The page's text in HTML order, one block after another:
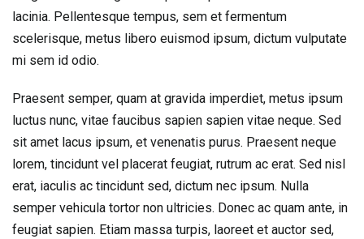
lacinia. Pellentesque tempus, sem et fermentum
scelerisque, metus libero euismod ipsum, dictum vulputate
mi sem id odio.
Praesent semper, quam at gravida imperdiet, metus ipsum
luctus nunc, vitae faucibus sapien sapien vitae neque. Sed
sit amet lacus ipsum, et venenatis purus. Praesent neque
lorem, tincidunt vel placerat feugiat, rutrum ac erat. Sed nisl
erat, iaculis ac tincidunt sed, dictum nec ipsum. Nulla
semper vehicula tortor non ultricies. Donec ac quam ante, in
feugiat sapien. Etiam massa turpis, laoreet et auctor sed,